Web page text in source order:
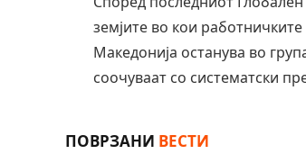
земјите во кои
Македонија останува во
соочуваат со систематски
ПОВРЗАНИ ВЕСТИ